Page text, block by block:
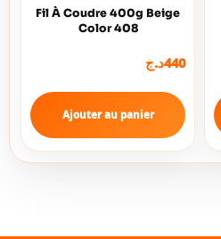
Fil À Coudre 400g Beige
Color 408
440د.ج
Ajouter au panier